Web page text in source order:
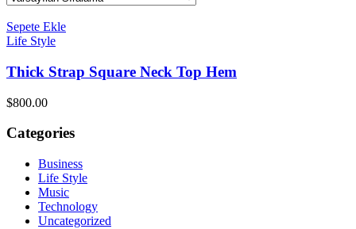
Sepete Ekle
Life Style
Thick Strap Square Neck Top Hem
$800.00
Categories
Business
Life Style
Music
Technology
Uncategorized